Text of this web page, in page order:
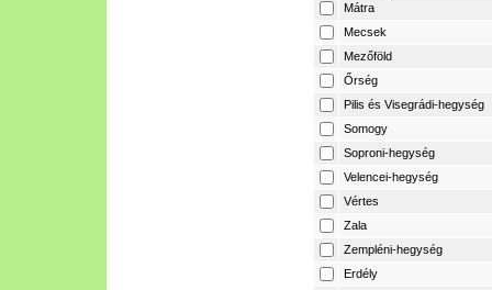
Mátra
Mecsek
Mezőföld
Őrség
Pilis és Visegrádi-hegység
Somogy
Soproni-hegység
Velencei-hegység
Vértes
Zala
Zempléni-hegység
Erdély